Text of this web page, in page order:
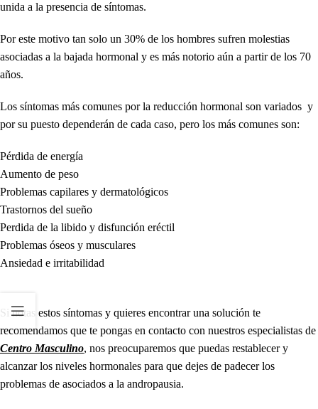
unida a la presencia de síntomas.
Por este motivo tan solo un 30% de los hombres sufren molestias
asociadas a la bajada hormonal y es más notorio aún a partir de los 70
años.
Los síntomas más comunes por la reducción hormonal son variados y
por su puesto dependerán de cada caso, pero los más comunes son:
Pérdida de energía
Aumento de peso
Problemas capilares y dermatológicos
Trastornos del sueño
Perdida de la libido y disfunción eréctil
Problemas óseos y musculares
Ansiedad e irritabilidad
Si notas estos síntomas y quieres encontrar una solución te
recomendamos que te pongas en contacto con nuestros especialistas de
Centro Masculino, nos preocuparemos que puedas restablecer y
alcanzar los niveles hormonales para que dejes de padecer los
problemas de asociados a la andropausia.